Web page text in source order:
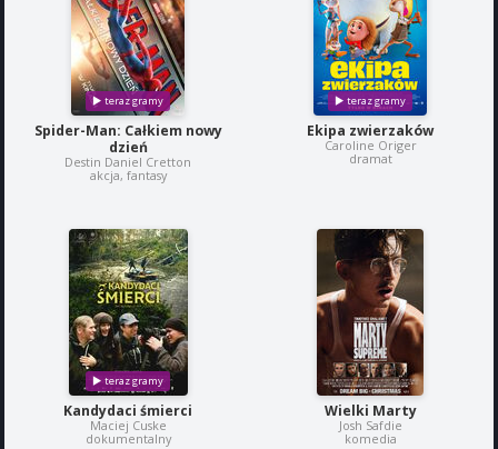
Spider-Man: Całkiem nowy
dzień
Destin Daniel Cretton
akcja, fantasy
Ekipa zwierzaków
Caroline Origer
dramat
Kandydaci śmierci
Maciej Cuske
dokumentalny
Wielki Marty
Josh Safdie
komedia